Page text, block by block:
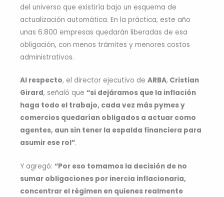
del universo que existiría bajo un esquema de
actualización automática. En la práctica, este año
unas 6.800 empresas quedarán liberadas de esa
obligación, con menos trámites y menores costos
administrativos.
Al respecto, el director ejecutivo de ARBA, Cristian
Girard, señaló que “si dejáramos que la inflación
haga todo el trabajo, cada vez más pymes y
comercios quedarían obligados a actuar como
agentes, aun sin tener la espalda financiera para
asumir ese rol”.
Y agregó: “Por eso tomamos la decisión de no
sumar obligaciones por inercia inflacionaria,
concentrar el régimen en quienes realmente